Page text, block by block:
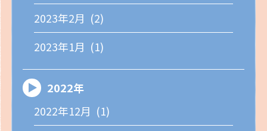
2023年2月 (2)
2023年1月 (1)
2022年
2022年12月 (1)